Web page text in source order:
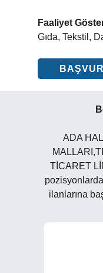
Faaliyet
Gıda, Tekstil,
BAŞVUR
ADA
TİCARET
ilanlarına